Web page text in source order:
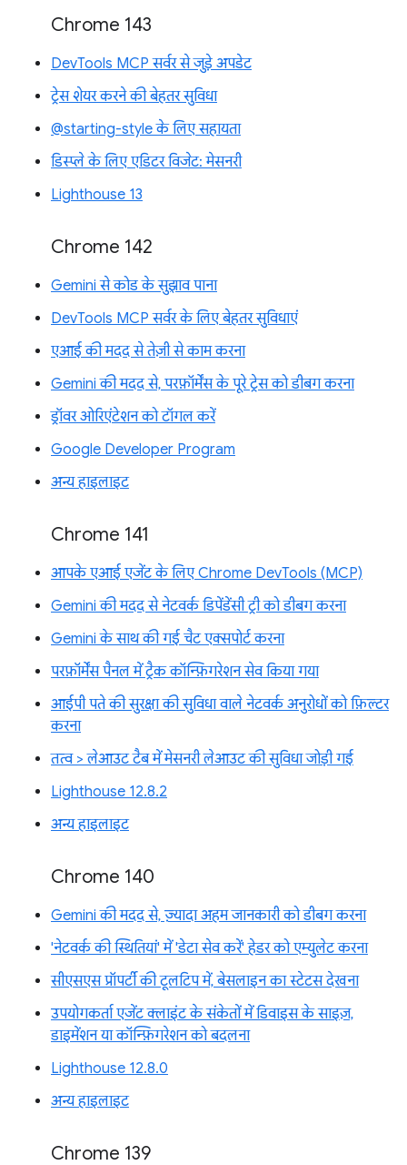
Chrome 143
DevTools MCP सर्वर से जुड़े अपडेट
ट्रेस शेयर करने की बेहतर सुविधा
@starting-style के लिए सहायता
डिस्प्ले के लिए एडिटर विजेट: मेसनरी
Lighthouse 13
Chrome 142
Gemini से कोड के सुझाव पाना
DevTools MCP सर्वर के लिए बेहतर सुविधाएं
एआई की मदद से तेज़ी से काम करना
Gemini की मदद से, परफ़ॉर्मेंस के पूरे ट्रेस को डीबग करना
ड्रॉवर ओरिएंटेशन को टॉगल करें
Google Developer Program
अन्य हाइलाइट
Chrome 141
आपके एआई एजेंट के लिए Chrome DevTools (MCP)
Gemini की मदद से नेटवर्क डिपेंडेंसी ट्री को डीबग करना
Gemini के साथ की गई चैट एक्सपोर्ट करना
परफ़ॉर्मेंस पैनल में ट्रैक कॉन्फ़िगरेशन सेव किया गया
आईपी पते की सुरक्षा की सुविधा वाले नेटवर्क अनुरोधों को फ़िल्टर
करना
तत्व > लेआउट टैब में मेसनरी लेआउट की सुविधा जोड़ी गई
Lighthouse 12.8.2
अन्य हाइलाइट
Chrome 140
Gemini की मदद से, ज़्यादा अहम जानकारी को डीबग करना
'नेटवर्क की स्थितियां' में 'डेटा सेव करें' हेडर को एम्युलेट करना
सीएसएस प्रॉपर्टी की टूलटिप में, बेसलाइन का स्टेटस देखना
उपयोगकर्ता एजेंट क्लाइंट के संकेतों में डिवाइस के साइज़,
डाइमेंशन या कॉन्फ़िगरेशन को बदलना
Lighthouse 12.8.0
अन्य हाइलाइट
Chrome 139